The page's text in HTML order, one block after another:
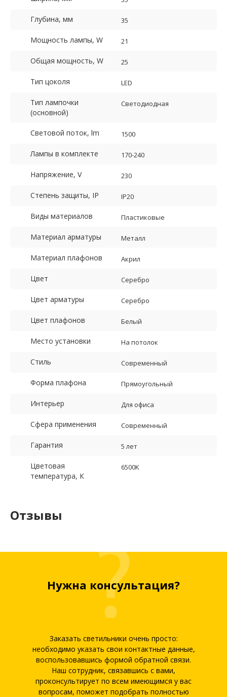
Глубина, мм 35
Мощность лампы, W 21
Общая мощность, W 25
Тип цоколя LED
Тип лампочки
(основной)
Светодиодная
Световой поток, lm 1500
Лампы в комплекте 170-240
Напряжение, V 230
Степень защиты, IP IP20
Виды материалов Пластиковые
Материал арматуры Металл
Материал плафонов Акрил
Цвет Серебро
Цвет арматуры Серебро
Цвет плафонов Белый
Место установки На потолок
Стиль Современный
Форма плафона Прямоугольный
Интерьер Для офиса
Сфера применения Современный
Гарантия 5 лет
Цветовая
температура, К
6500K
Отзывы
Нужна консультация?
Заказать светильники очень просто:
необходимо указать свои контактные данные,
воспользовавшись формой обратной связи.
Наш сотрудник, связавшись с вами,
проконсультирует по всем имеющимся у вас
вопросам, поможет подобрать полностью